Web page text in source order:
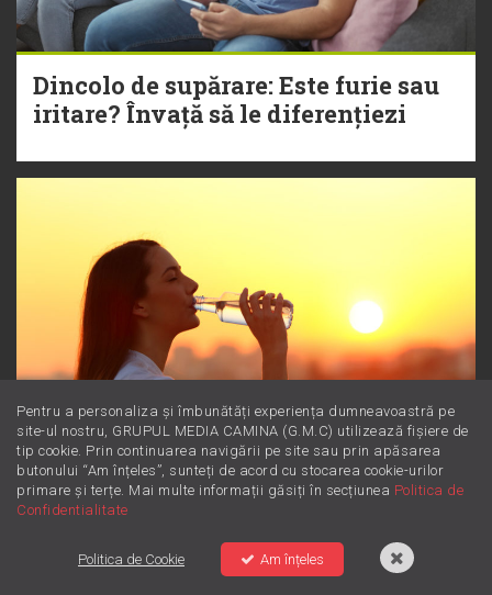
Dincolo de supărare: Este furie sau
iritare? Învață să le diferențiezi
Magneziul: Minerala minune
pentru starea ta de bine
Pentru a personaliza și îmbunătăți experiența dumneavoastră pe
site-ul nostru, GRUPUL MEDIA CAMINA (G.M.C) utilizează fișiere de
tip cookie. Prin continuarea navigării pe site sau prin apăsarea
butonului “Am înțeles”, sunteți de acord cu stocarea cookie-urilor
primare și terțe. Mai multe informații găsiți în secțiunea Politica de
Confidentialitate
Politica de Cookie Am înțeles